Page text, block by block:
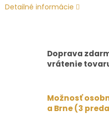
Detailné informácie
Doprava
vrátenie
Možnosť
a Brne (3